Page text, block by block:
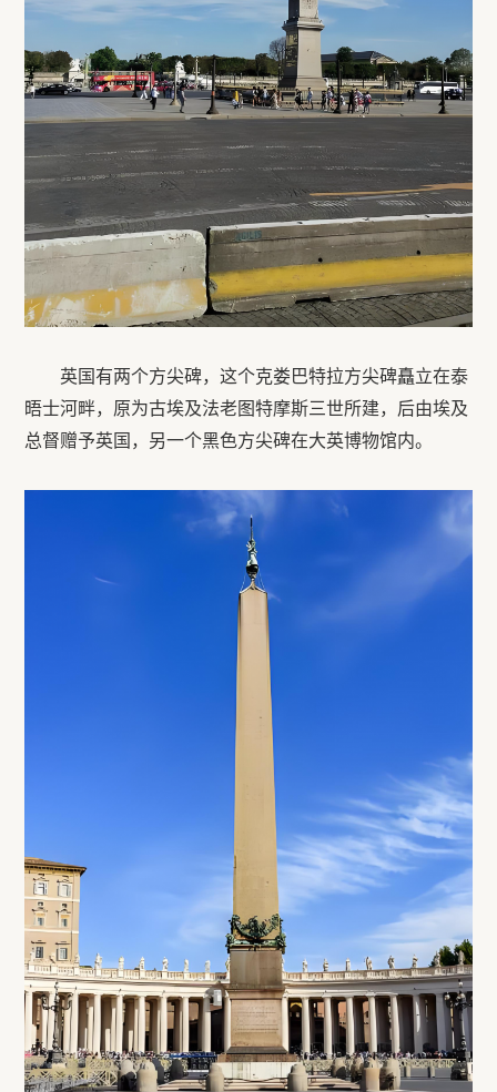
英国有两个方尖碑，这个克娄巴特拉方尖碑矗立在泰
晤士河畔，原为古埃及法老图特摩斯三世所建，后由埃及
总督赠予英国，另一个黑色方尖碑在大英博物馆内。